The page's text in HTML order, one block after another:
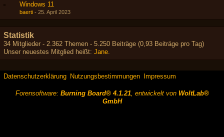
Windows 11
baerti - 25. April 2023
Statistik
34 Mitglieder - 2.362 Themen - 5.250 Beiträge (0,93 Beiträge pro Tag)
Unser neuestes Mitglied heißt: Jane.
Datenschutzerklärung Nutzungsbestimmungen Impressum
Forensoftware: Burning Board® 4.1.21, entwickelt von WoltLab®
GmbH